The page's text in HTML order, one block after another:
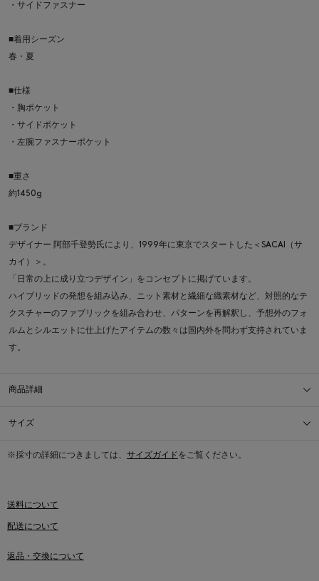
・サイドファスナー
■着用シーズン
春・夏
■仕様
・胸ポケット
・サイドポケット
・左腕ファスナーポケット
■重さ
約1450g
■ブランド
デザイナー 阿部千登勢氏により、1999年に東京でスタートした＜SACAI（サ
カイ）＞。
「日常の上に成り立つデザイン」をコンセプトに掲げています。
ハイブリッドの発想を組み込み、ニット素材と繊細な織素材など、対照的なテ
クスチャーのファブリックを組み合わせ、パターンを再解釈し、予想外のフォ
ルムとシルエットに仕上げたアイテムの数々は国内外を問わず支持されていま
す。
商品詳細
サイズ
※採寸の詳細につきましては、 サイズガイドをご覧ください。
送料について
配送について
返品・交換について